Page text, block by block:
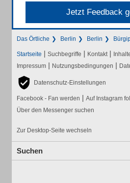
Jetzt Feedback
Das Örtliche Berlin Berlin
Startseite | Suchbegriffe | Kontakt |
Impressum | Nutzungsbedingungen |
Datenschutz-Einstellungen
Facebook - Fan werden | Auf Instagram
Über den Messenger suchen
Zur Desktop-Seite wechseln
Suchen